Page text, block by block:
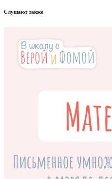
Слушают также